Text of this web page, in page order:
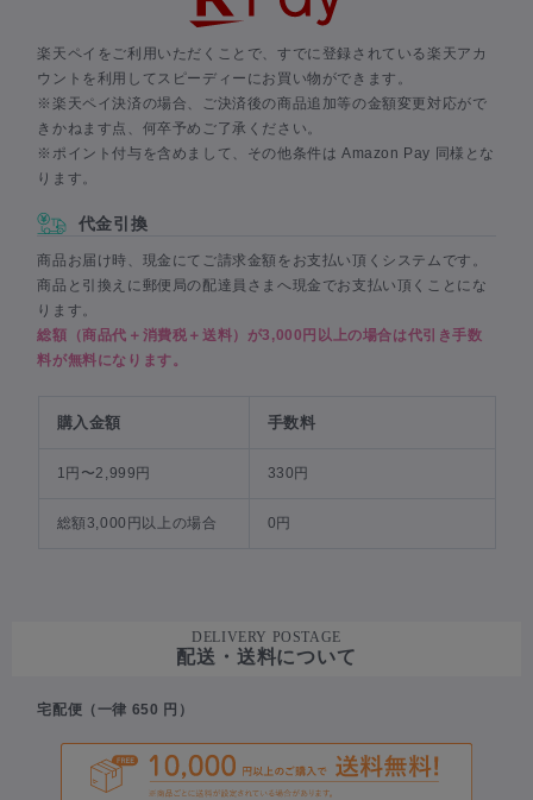
楽天ペイをご利用いただくことで、すでに登録されている楽天アカ
ウントを利用してスピーディーにお買い物ができます。
※楽天ペイ決済の場合、ご決済後の商品追加等の金額変更対応がで
きかねます点、何卒予めご了承ください。
※ポイント付与を含めまして、その他条件は Amazon Pay 同様とな
ります。
代金引換
商品お届け時、現金にてご請求金額をお支払い頂くシステムです。
商品と引換えに郵便局の配達員さまへ現金でお支払い頂くことにな
ります。
総額（商品代＋消費税＋送料）が3,000円以上の場合は代引き手数
料が無料になります。
購入金額 手数料
1円〜2,999円 330円
総額3,000円以上の場合 0円
DELIVERY POSTAGE
配送・送料について
宅配便（一律 650 円）